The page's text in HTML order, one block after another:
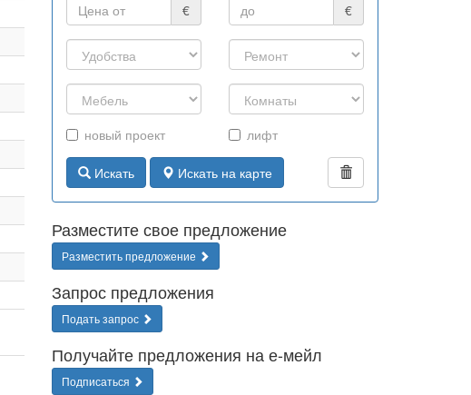
€ €
новый проект лифт
Искать Искать на карте
Разместите свое предложение
Разместить предложение
Запрос предложения
Подать запрос
Получайте предложения на е-мейл
Подписаться